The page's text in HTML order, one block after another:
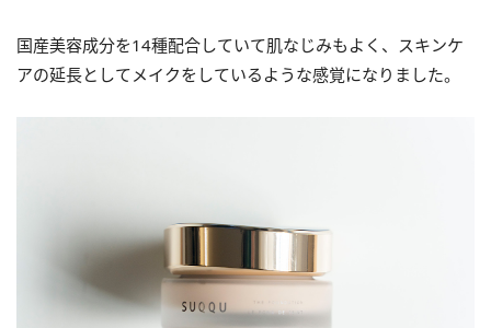
国産美容成分を14種配合していて肌なじみもよく、スキンケ
アの延長としてメイクをしているような感覚になりました。